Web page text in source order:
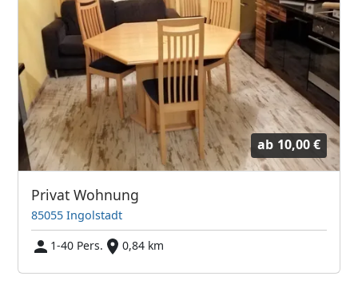
ab 10,00 €
Privat Wohnung
85055 Ingolstadt
1-40 Pers.
0,84 km